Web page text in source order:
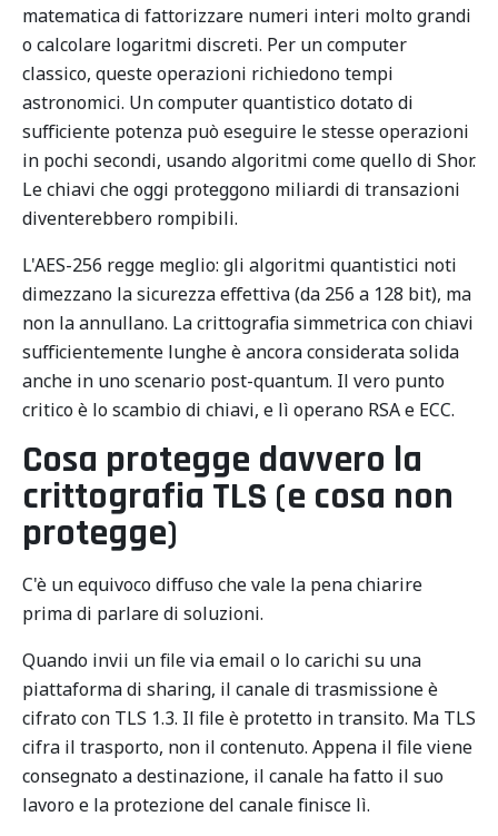
matematica di fattorizzare numeri interi molto grandi
o calcolare logaritmi discreti. Per un computer
classico, queste operazioni richiedono tempi
astronomici. Un computer quantistico dotato di
sufficiente potenza può eseguire le stesse operazioni
in pochi secondi, usando algoritmi come quello di Shor.
Le chiavi che oggi proteggono miliardi di transazioni
diventerebbero rompibili.
L'AES-256 regge meglio: gli algoritmi quantistici noti
dimezzano la sicurezza effettiva (da 256 a 128 bit), ma
non la annullano. La crittografia simmetrica con chiavi
sufficientemente lunghe è ancora considerata solida
anche in uno scenario post-quantum. Il vero punto
critico è lo scambio di chiavi, e lì operano RSA e ECC.
Cosa protegge davvero la
crittografia TLS (e cosa non
protegge)
C'è un equivoco diffuso che vale la pena chiarire
prima di parlare di soluzioni.
Quando invii un file via email o lo carichi su una
piattaforma di sharing, il canale di trasmissione è
cifrato con TLS 1.3. Il file è protetto in transito. Ma TLS
cifra il trasporto, non il contenuto. Appena il file viene
consegnato a destinazione, il canale ha fatto il suo
lavoro e la protezione del canale finisce lì.